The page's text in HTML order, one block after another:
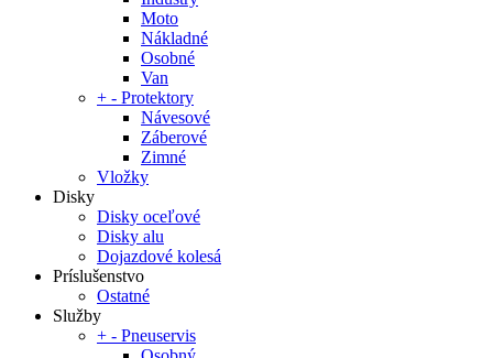
Moto
Nákladné
Osobné
Van
+ - Protektory
Návesové
Záberové
Zimné
Vložky
Disky
Disky oceľové
Disky alu
Dojazdové kolesá
Príslušenstvo
Ostatné
Služby
+ - Pneuservis